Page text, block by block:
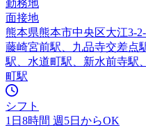
勤務地
面接地
熊本県熊本市中央区大江3-
藤崎宮前駅、九品寺交差点
駅、水道町駅、新水前寺駅
町駅
シフト
1日8時間 週5日からOK